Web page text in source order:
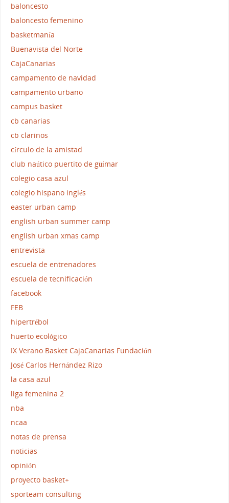
baloncesto
baloncesto femenino
basketmanía
Buenavista del Norte
CajaCanarias
campamento de navidad
campamento urbano
campus basket
cb canarias
cb clarinos
círculo de la amistad
club naútico puertito de güímar
colegio casa azul
colegio hispano inglés
easter urban camp
english urban summer camp
english urban xmas camp
entrevista
escuela de entrenadores
escuela de tecnificación
facebook
FEB
hipertrébol
huerto ecológico
IX Verano Basket CajaCanarias Fundación
José Carlos Hernández Rizo
la casa azul
liga femenina 2
nba
ncaa
notas de prensa
noticias
opinión
proyecto basket+
sporteam consulting